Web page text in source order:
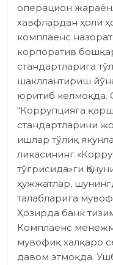
операцион
хавфлардан ҳоли
комплаенс
корпоратив
стандартларига
шакллантириш
юритиб келмоқда.
“Коррупцияга
стандартларини
ишлар тўлиқ
ликасининг
тўғрисида»ги
ҳужжатлар,
талабларига
Ҳозирда банк
Комплаенс
мувофиқ халқаро
давом этмоқда.